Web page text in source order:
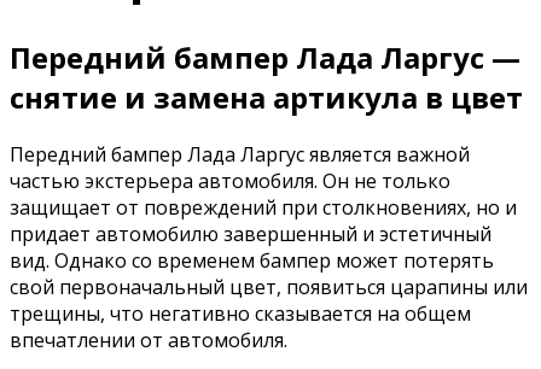
Передний бампер Лада Ларгус —
снятие и замена артикула в цвет
Передний бампер Лада Ларгус является важной
частью экстерьера автомобиля. Он не только
защищает от повреждений при столкновениях, но и
придает автомобилю завершенный и эстетичный
вид. Однако со временем бампер может потерять
свой первоначальный цвет, появиться царапины или
трещины, что негативно сказывается на общем
впечатлении от автомобиля.